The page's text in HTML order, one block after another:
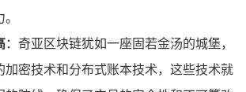
：奇亚区块链犹如一座固若金汤的城堡，
加密技术和分布式账本技术，这些技术就